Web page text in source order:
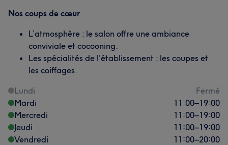
Nos coups de cœur
L’atmosphère : le salon offre une ambiance
conviviale et cocooning.
Les spécialités de l’établissement : les coupes et
les coiffages.
Lundi
Fermé
Mardi
11:00–19:00
Mercredi
11:00–19:00
Jeudi
11:00–19:00
Vendredi
11:00–20:00